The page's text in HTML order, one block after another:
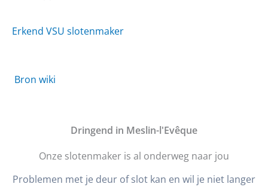
Erkend VSU slotenmaker
Bron wiki
Dringend in Meslin-l'Evêque
Onze slotenmaker is al onderweg naar jou
Problemen met je deur of slot kan en wil je niet langer